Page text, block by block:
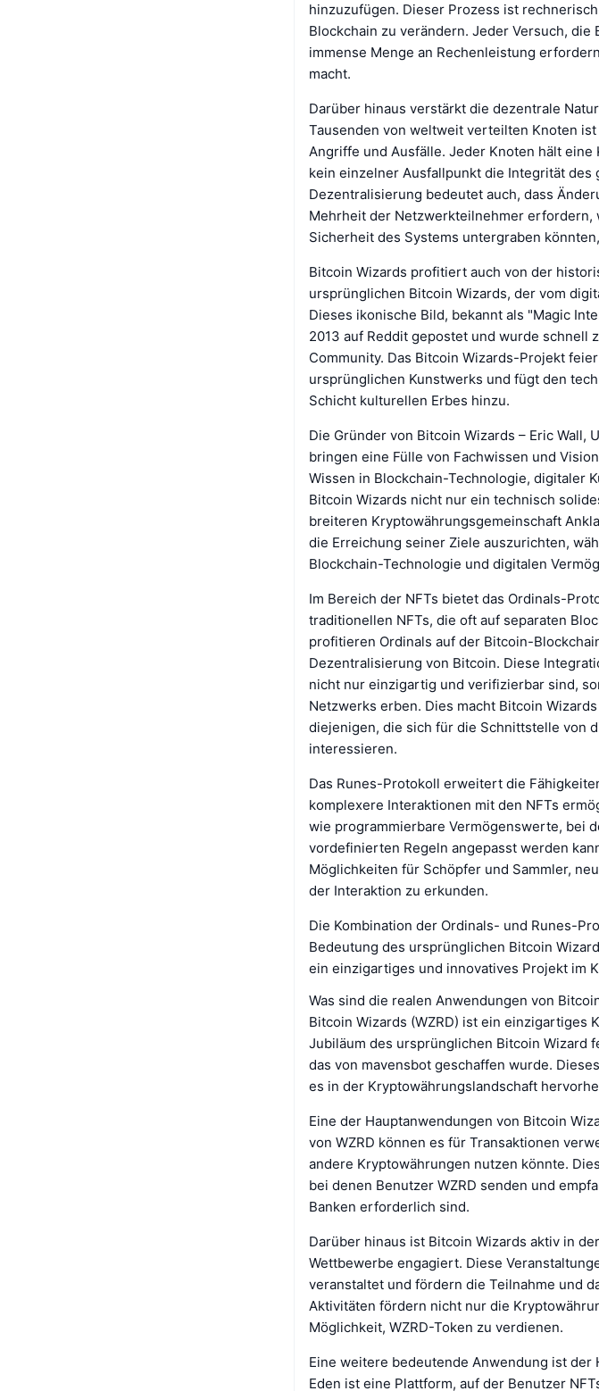
hinzuzufügen. Dieser Prozess ist
Blockchain zu verändern. Jeder Versuch,
immense Menge an Rechenleistung
macht.
Darüber hinaus verstärkt die dezentrale
Tausenden von weltweit verteilten Knoten
Angriffe und Ausfälle. Jeder Knoten hält
kein einzelner Ausfallpunkt die Integrität des
Dezentralisierung bedeutet auch, dass
Mehrheit der Netzwerkteilnehmer
Sicherheit des Systems untergraben
Bitcoin Wizards profitiert auch von der
ursprünglichen Bitcoin Wizards, der vom
Dieses ikonische Bild, bekannt als "Magic
2013 auf Reddit gepostet und wurde schnell
Community. Das Bitcoin Wizards-Projekt
ursprünglichen Kunstwerks und fügt den
Schicht kulturellen Erbes hinzu.
Die Gründer von Bitcoin Wizards – Eric Wall,
bringen eine Fülle von Fachwissen und
Wissen in Blockchain-Technologie, digitaler
Bitcoin Wizards nicht nur ein technisch
breiteren Kryptowährungsgemeinschaft
die Erreichung seiner Ziele auszurichten,
Blockchain-Technologie und digitalen
Im Bereich der NFTs bietet das Ordinals-
traditionellen NFTs, die oft auf separaten
profitieren Ordinals auf der Bitcoin-
Dezentralisierung von Bitcoin. Diese
nicht nur einzigartig und verifizierbar sind,
Netzwerks erben. Dies macht Bitcoin
diejenigen, die sich für die Schnittstelle von
interessieren.
Das Runes-Protokoll erweitert die
komplexere Interaktionen mit den NFTs
wie programmierbare Vermögenswerte, bei
vordefinierten Regeln angepasst werden
Möglichkeiten für Schöpfer und Sammler,
der Interaktion zu erkunden.
Die Kombination der Ordinals- und Runes-
Bedeutung des ursprünglichen Bitcoin
ein einzigartiges und innovatives Projekt im
Was sind die realen Anwendungen von
Bitcoin Wizards (WZRD) ist ein einzigartiges
Jubiläum des ursprünglichen Bitcoin Wizard
das von mavensbot geschaffen wurde.
es in der Kryptowährungslandschaft
Eine der Hauptanwendungen von Bitcoin
von WZRD können es für Transaktionen
andere Kryptowährungen nutzen könnte.
bei denen Benutzer WZRD senden und
Banken erforderlich sind.
Darüber hinaus ist Bitcoin Wizards aktiv in
Wettbewerbe engagiert. Diese
veranstaltet und fördern die Teilnahme und
Aktivitäten fördern nicht nur die
Möglichkeit, WZRD-Token zu verdienen.
Eine weitere bedeutende Anwendung ist der
Eden ist eine Plattform, auf der Benutzer